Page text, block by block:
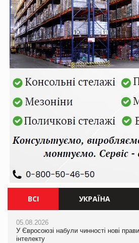
ВСІ УКРАЇНА
05.08.2026
У Євросоюзі набули чинності нові
інтелекту
05.08.2026
Мережа супермаркетів VARUS купує
формату convenience store КОЛО:
05.08.2026
У Євросоюзі набули чинності нові
інтелекту